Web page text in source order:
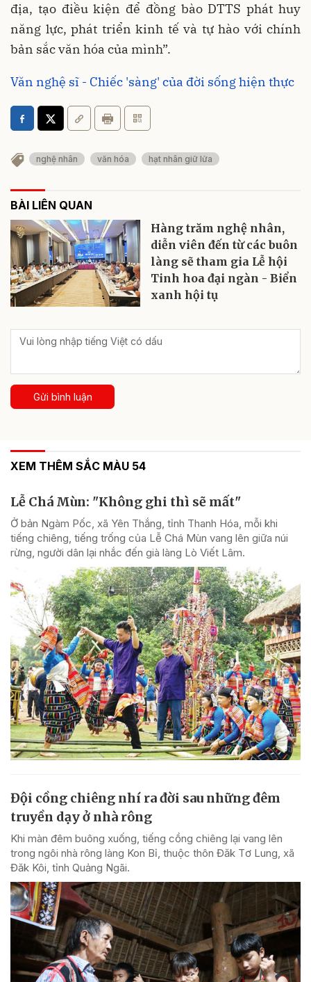
địa, tạo điều kiện để đồng bào DTTS phát huy
năng lực, phát triển kinh tế và tự hào với chính
bản sắc văn hóa của mình”.
Văn nghệ sĩ - Chiếc 'sàng' của đời sống hiện thực
nghệ nhân văn hóa hạt nhân giữ lửa
BÀI LIÊN QUAN
Hàng trăm nghệ nhân,
diễn viên đến từ các buôn
làng sẽ tham gia Lễ hội
Tinh hoa đại ngàn - Biển
xanh hội tụ
Gửi bình luận
XEM THÊM SẮC MÀU 54
Lễ Chá Mùn: "Không ghi thì sẽ mất"
Ở bản Ngàm Pốc, xã Yên Thắng, tỉnh Thanh Hóa, mỗi khi
tiếng chiêng, tiếng trống của Lễ Chá Mùn vang lên giữa núi
rừng, người dân lại nhắc đến già làng Lò Viết Lâm.
Đội cồng chiêng nhí ra đời sau những đêm
truyền dạy ở nhà rông
Khi màn đêm buông xuống, tiếng cồng chiêng lại vang lên
trong ngôi nhà rông làng Kon Bỉ, thuộc thôn Đăk Tơ Lung, xã
Đăk Kôi, tỉnh Quảng Ngãi.